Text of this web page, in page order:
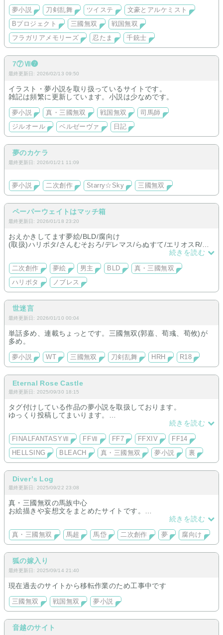
夢小説 刀剣乱舞 ツイステ
文豪とアルケミスト
Bプロジェクト
三國無双
戦国無双
フラガリアメモリーズ
忍たま 千銃士
7⑦Ⅶ❼
最終更新日: 2026/02/13 09:50
イラスト・夢小説を取り扱っているサイトです。
雑記は頻繁に更新しています。小説は少なめです。
夢小説 真・三國無双 戦国無双
司馬師
ジルオール
ベルゼーヴァ 日記
夢のカケラ
最終更新日: 2026/01/21 11:09
夢小説 二次創作 Starry☆Sky 三國無双
ペーパーウェイトはマッチ箱
最終更新日: 2026/01/18 23:20
おえかきしてます夢絵/BLD/腐向け
(取扱)ハリポタ/さんむそおろ/デレマス/らぬすて/エリオスR/ノ
ブレス/灼カバ/ぼっちリ/アカセカ/ゆめくろ/ブラスタ/ダンキラ/
続きを読む
二次創作 夢絵 男主 BLD
真・三國無双
ハリポタ
ノブレス
世迷言
最終更新日: 2026/01/10 00:04
単話多め、連載ちょっとです。三國無双(郭嘉、荀彧、荀攸)が
多め。
夢小説 WT 三國無双 刀剣乱舞 HRH R18
Eternal Rose Castle
最終更新日: 2025/09/30 18:15
タグ付けしている作品の夢小説を取扱しております。
ゆっくり投稿してまいります。
FF14☞エスティニアン
HELLSING☞アーカード
BLEACH☞朽木白哉
真・三國無双☞郭嘉、賈充
上記の作品が殆どかと思います。ほかにも好きなキャラいます
ので随時追加するかもしれません…。
どうぞよろしくお願い致します。
続きを読む
FINALFANTASYⅦ FFⅦ FF7 FFXIV
FF14
HELLSING
BLEACH 真・三國無双 夢小説 裏
Diver’s Log
最終更新日: 2025/09/22 23:08
真・三國無双の馬族中心
お絵描きや妄想文をまとめたサイトです。
続きを読む
真・三國無双 馬超 馬岱 二次創作 夢 腐向け
狐の嫁入り
最終更新日: 2025/09/14 21:40
現在過去のサイトから移転作業のため工事中です
三國無双 戦国無双 夢小説
音越のサイト